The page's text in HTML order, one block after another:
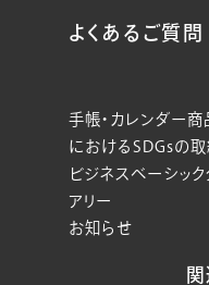
よくあるご質問
手帳・カレンダー商
におけるSDGsの
ビジネスベーシック
アリー
お知らせ